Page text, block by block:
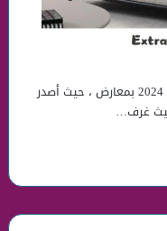
أنطلقت عروض الجمعة البيضا البيوت للاثاث 2024 بمعارض ، حيث أصدر
غرف…